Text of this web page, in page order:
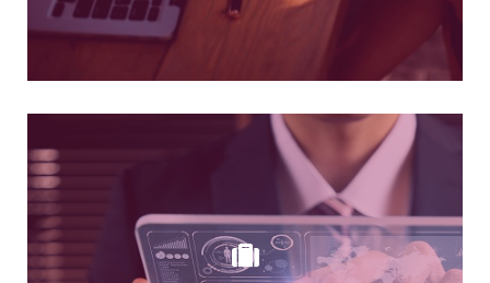
Según Google Trends, en los últimos dos años
ha crecido exponencialmente el interés de
búsqueda sobre la transformación digital y
conceptos como digitalización y marketing